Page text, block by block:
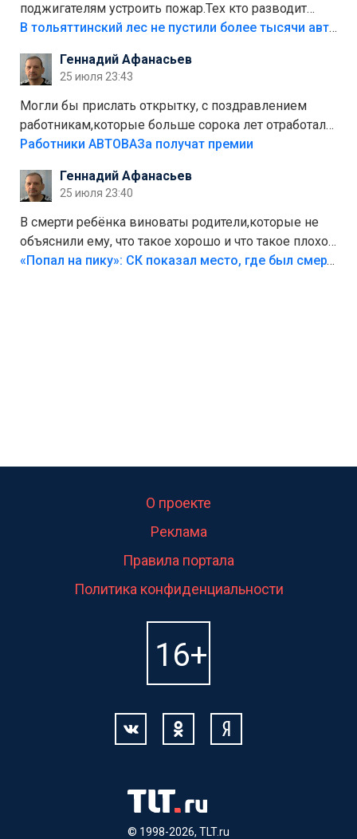
поджигателям устроить пожар.Тех кто разводит
костры,тех надо безбожно штрафовать.Камер полно
Штрафы мизерные.
В тольяттинский лес не пустили более тысячи автомобилей
Геннадий Афанасьев
25 июля 23:43
Могли бы прислать открытку, с поздравлением
работникам,которые больше сорока лет отработали
на предприятии.
Работники АВТОВАЗа получат премии
Геннадий Афанасьев
25 июля 23:40
В смерти ребёнка виноваты родители,которые не
объяснили ему, что такое хорошо и что такое плохо!
Лезть через такой забор,верх безумия,есть же
«Попал на пику»: СК показал место, где был смертельно травмирован ребенок в Тольятти
© 1998-2026, TLT.ru
О проекте
Реклама
Правила портала
Политика конфиденциальности